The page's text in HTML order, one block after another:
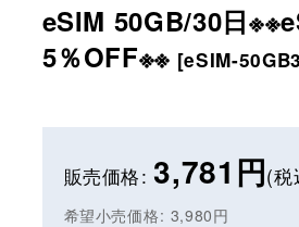
eSIM 50GB/30日
5％OFF※※ [eSIM-
販売価格: 3,781円(税
希望小売価格: 3,980円